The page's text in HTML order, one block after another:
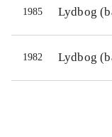
medvirkende
andre
ogelegant
1985 Lydbog
1982 Lydbog